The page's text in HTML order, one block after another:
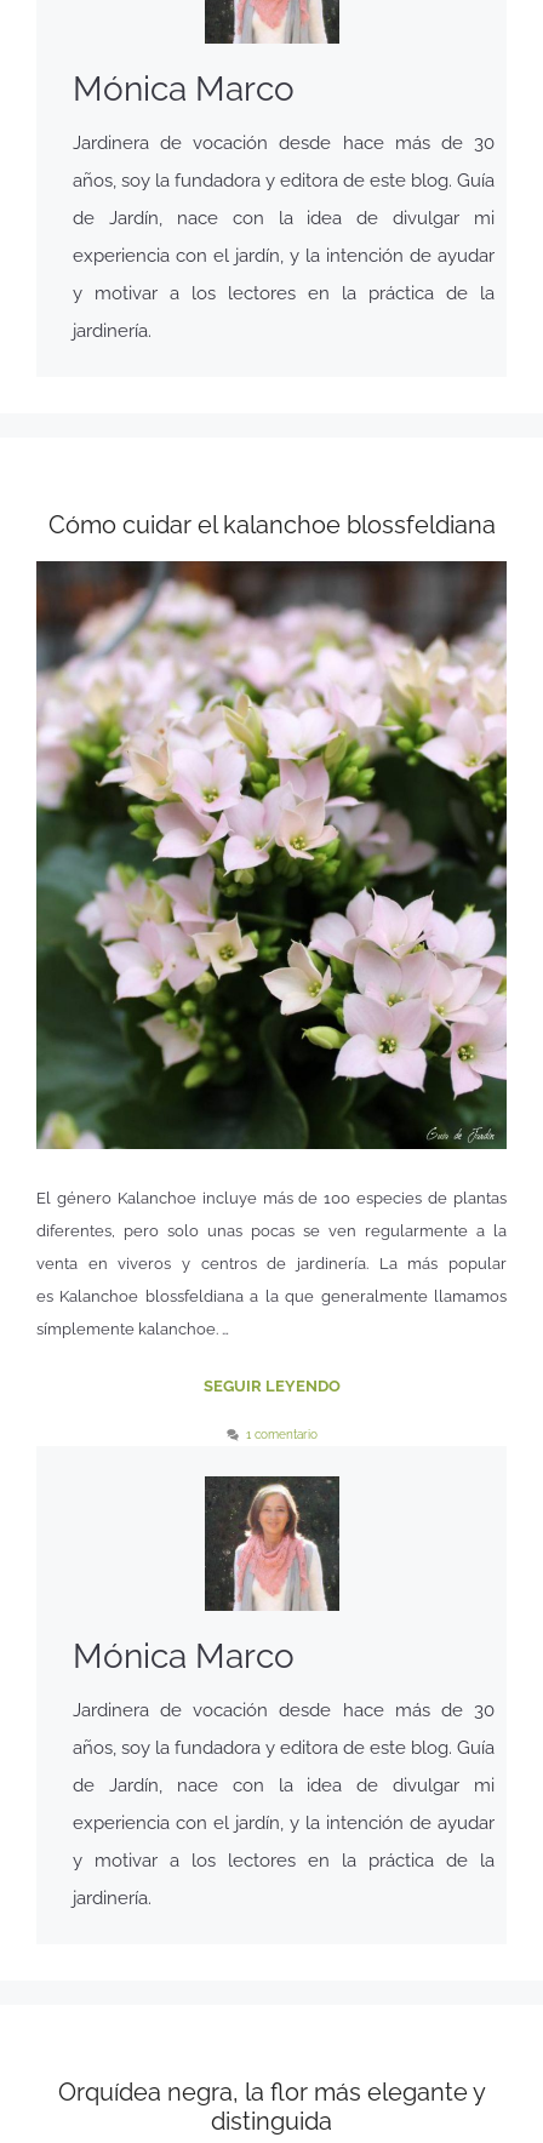
Mónica Marco
Jardinera de vocación desde hace más de 30
años, soy la fundadora y editora de este blog. Guía
de Jardín, nace con la idea de divulgar mi
experiencia con el jardín, y la intención de ayudar
y motivar a los lectores en la práctica de la
jardinería.
Cómo cuidar el kalanchoe blossfeldiana
El género Kalanchoe incluye más de 100 especies de plantas
diferentes, pero solo unas pocas se ven regularmente a la
venta en viveros y centros de jardinería. La más popular
es Kalanchoe blossfeldiana a la que generalmente llamamos
símplemente kalanchoe. …
SEGUIR LEYENDO
1 comentario
Mónica Marco
Jardinera de vocación desde hace más de 30
años, soy la fundadora y editora de este blog. Guía
de Jardín, nace con la idea de divulgar mi
experiencia con el jardín, y la intención de ayudar
y motivar a los lectores en la práctica de la
jardinería.
Orquídea negra, la flor más elegante y
distinguida